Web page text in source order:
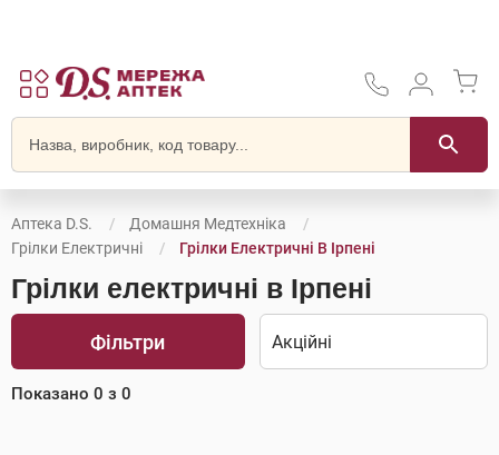
Аптека D.S.
Домашня Медтехніка
Грілки Електричні
Грілки Електричні В Ірпені
Грілки електричні в Ірпені
Фільтри
Показано 0 з 0